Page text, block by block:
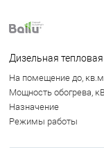
Дизельная
На помещение до, кв.м
Мощность обогрева,
Назначение
Режимы работы